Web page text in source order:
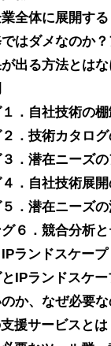
全体に展開す
ではダメなのか
出る方法とはな
．自社技術の棚
．技術カタロ
．潜在ニーズ
．自社技術展
．潜在ニーズの
６．競合分析
ランドスケープ
IPランドスケ
か、なぜ必要な
援サービスとは